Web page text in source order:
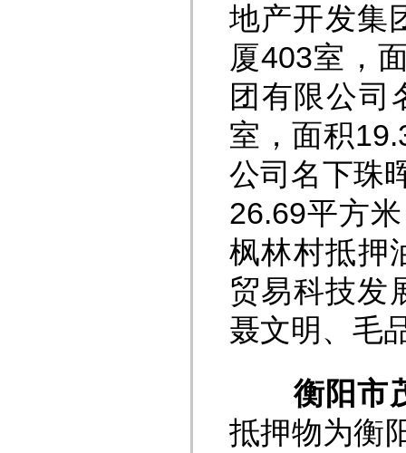
地产开发集
厦403室，
团有限公司
室，面积
公司名下珠
26.69平方
枫林村抵押
贸易科技发
聂文明、毛
衡阳市
抵押物为衡